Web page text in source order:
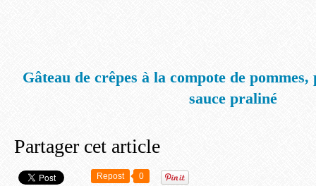
Gâteau de crêpes à la compote de
sauce praliné
Partager cet article
Repost 0